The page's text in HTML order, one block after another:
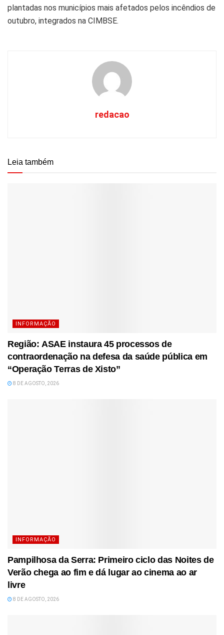
plantadas nos municípios mais afetados pelos incêndios de
outubro, integrados na CIMBSE.
redacao
Leia também
INFORMAÇÃO
Região: ASAE instaura 45 processos de
contraordenação na defesa da saúde pública em
“Operação Terras de Xisto”
8 DE AGOSTO, 2026
INFORMAÇÃO
Pampilhosa da Serra: Primeiro ciclo das Noites de
Verão chega ao fim e dá lugar ao cinema ao ar
livre
8 DE AGOSTO, 2026